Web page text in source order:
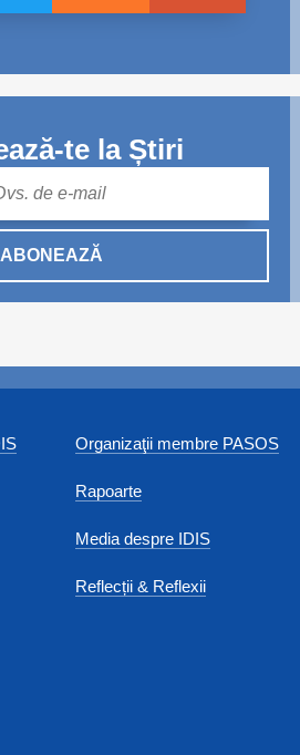
te la Știri
ABONEAZĂ
Organizaţii membre PASOS
Rapoarte
Media despre IDIS
Reflecții & Reflexii